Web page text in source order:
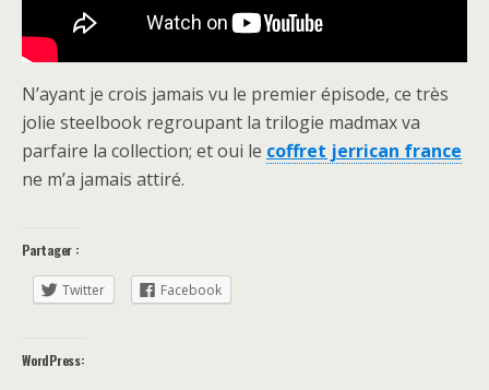
N’ayant je crois jamais vu le premier épisode, ce très
jolie steelbook regroupant la trilogie madmax va
parfaire la collection; et oui le coffret jerrican france
ne m’a jamais attiré.
Partager :
Twitter Facebook
WordPress: